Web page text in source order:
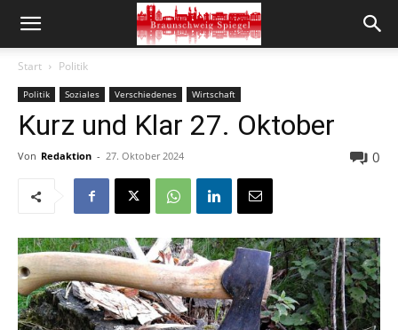
Start Politik
Politik Soziales Verschiedenes Wirtschaft
Kurz und Klar 27. Oktober
Von Redaktion - 27. Oktober 2024 0